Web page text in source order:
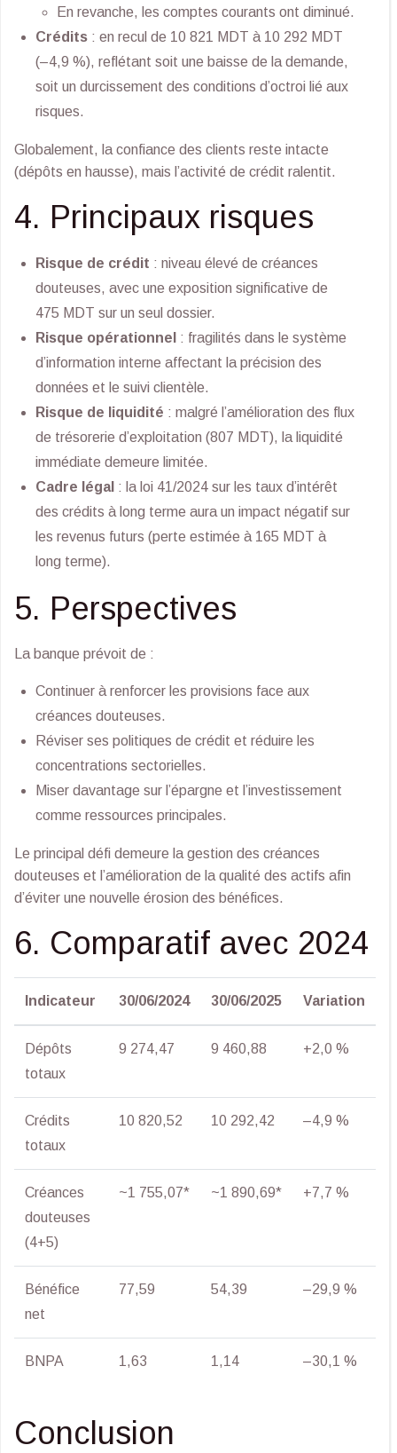
En revanche, les comptes courants ont diminué.
Crédits : en recul de 10 821 MDT à 10 292 MDT
(–4,9 %), reflétant soit une baisse de la demande,
soit un durcissement des conditions d’octroi lié aux
risques.
Globalement, la confiance des clients reste intacte
(dépôts en hausse), mais l’activité de crédit ralentit.
4. Principaux risques
Risque de crédit : niveau élevé de créances
douteuses, avec une exposition significative de
475 MDT sur un seul dossier.
Risque opérationnel : fragilités dans le système
d’information interne affectant la précision des
données et le suivi clientèle.
Risque de liquidité : malgré l’amélioration des flux
de trésorerie d’exploitation (807 MDT), la liquidité
immédiate demeure limitée.
Cadre légal : la loi 41/2024 sur les taux d’intérêt
des crédits à long terme aura un impact négatif sur
les revenus futurs (perte estimée à 165 MDT à
long terme).
5. Perspectives
La banque prévoit de :
Continuer à renforcer les provisions face aux
créances douteuses.
Réviser ses politiques de crédit et réduire les
concentrations sectorielles.
Miser davantage sur l’épargne et l’investissement
comme ressources principales.
Le principal défi demeure la gestion des créances
douteuses et l’amélioration de la qualité des actifs afin
d’éviter une nouvelle érosion des bénéfices.
6. Comparatif avec 2024
Indicateur 30/06/2024 30/06/2025 Variation
Dépôts
totaux
9 274,47 9 460,88 +2,0 %
Crédits
totaux
10 820,52 10 292,42 –4,9 %
Créances
douteuses
(4+5)
~1 755,07* ~1 890,69* +7,7 %
Bénéfice
net
77,59 54,39 –29,9 %
BNPA 1,63 1,14 –30,1 %
Conclusion